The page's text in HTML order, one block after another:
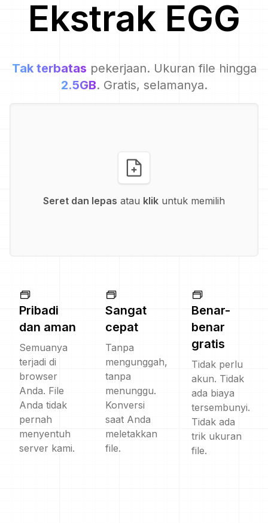
Ekstrak EGG
Tak terbatas pekerjaan. Ukuran file hingga
2.5GB. Gratis, selamanya.
Seret dan lepas atau klik untuk memilih
Pribadi
dan aman
Semuanya
terjadi di
browser
Anda. File
Anda tidak
pernah
menyentuh
server kami.
Sangat
cepat
Tanpa
mengunggah,
tanpa
menunggu.
Konversi
saat Anda
meletakkan
file.
Benar-
benar
gratis
Tidak perlu
akun. Tidak
ada biaya
tersembunyi.
Tidak ada
trik ukuran
file.